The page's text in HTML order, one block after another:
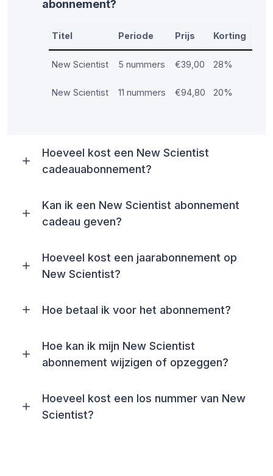
abonnement?
Titel Periode Prijs Korting
New Scientist 5 nummers €39,00 28%
New Scientist 11 nummers €94,80 20%
Hoeveel kost een New Scientist
cadeauabonnement?
Kan ik een New Scientist abonnement
cadeau geven?
Hoeveel kost een jaarabonnement op
New Scientist?
Hoe betaal ik voor het abonnement?
Hoe kan ik mijn New Scientist
abonnement wijzigen of opzeggen?
Hoeveel kost een los nummer van New
Scientist?